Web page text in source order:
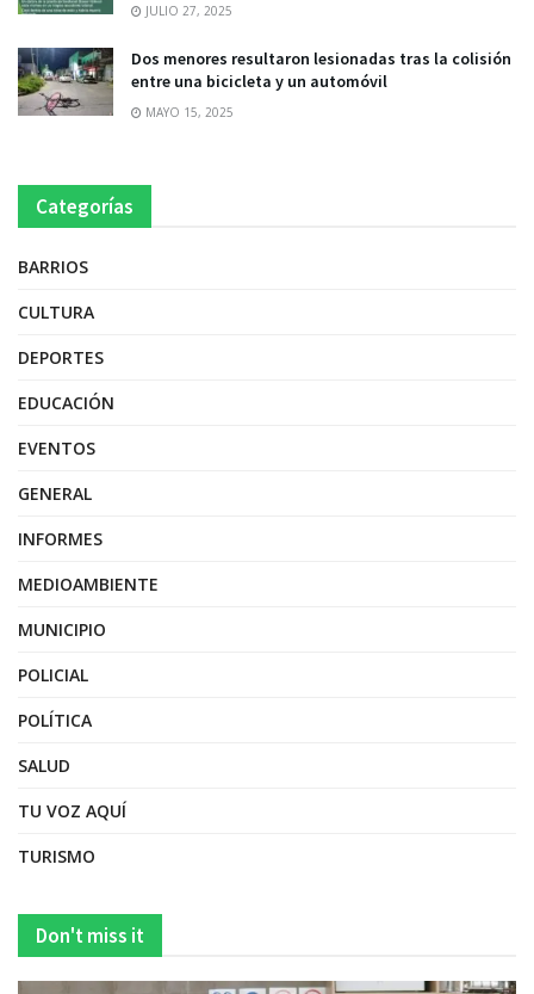
JULIO 27, 2025
Dos menores resultaron lesionadas tras la colisión
entre una bicicleta y un automóvil
MAYO 15, 2025
Categorías
BARRIOS
CULTURA
DEPORTES
EDUCACIÓN
EVENTOS
GENERAL
INFORMES
MEDIOAMBIENTE
MUNICIPIO
POLICIAL
POLÍTICA
SALUD
TU VOZ AQUÍ
TURISMO
Don't miss it